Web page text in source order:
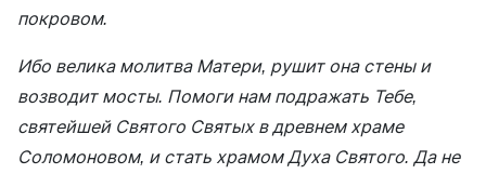
покровом.
Ибо велика молитва Матери, рушит она стены и
возводит мосты. Помоги нам подражать Тебе,
святейшей Святого Святых в древнем храме
Соломоновом, и стать храмом Духа Святого. Да не